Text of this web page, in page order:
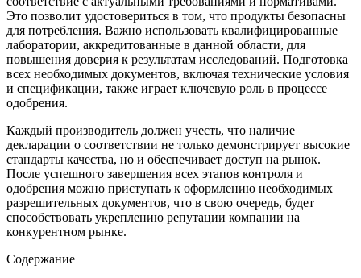
Это позволит удостовериться в том, что продукты безопасны
для потребления. Важно использовать квалифицированные
лаборатории, аккредитованные в данной области, для
повышения доверия к результатам исследований. Подготовка
всех необходимых документов, включая технические условия
и спецификации, также играет ключевую роль в процессе
одобрения.
Каждый производитель должен учесть, что наличие
декларации о соответствии не только демонстрирует высокие
стандарты качества, но и обеспечивает доступ на рынок.
После успешного завершения всех этапов контроля и
одобрения можно приступать к оформлению необходимых
разрешительных документов, что в свою очередь, будет
способствовать укреплению репутации компании на
конкурентном рынке.
Содержание